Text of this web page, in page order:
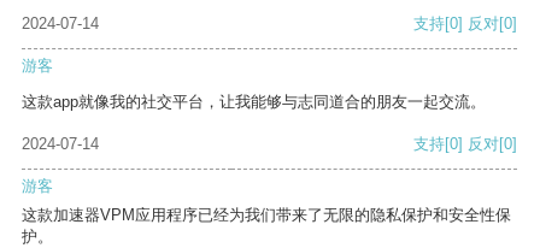
2024-07-14
支持[0] 反对[0]
游客
这款app就像我的社交平台，让我能够与志同道合的朋友一起交流。
2024-07-14 支持[0] 反对[0]
游客
这款加速器VPM应用程序已经为我们带来了无限的隐私保护和安全性保
护。